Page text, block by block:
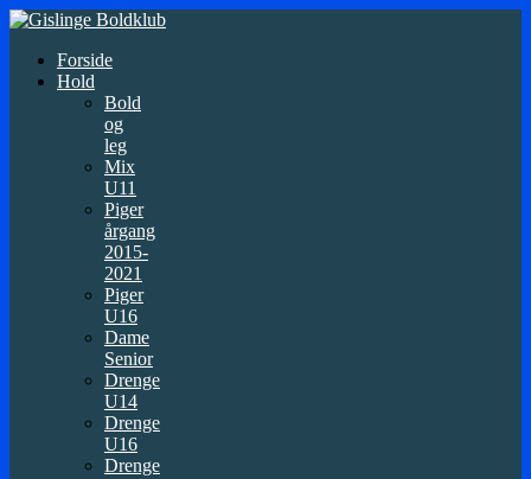
Forside
Hold
Bold
og
leg
Mix
U11
Piger
årgang
2015-
2021
Piger
U16
Dame
Senior
Drenge
U14
Drenge
U16
Drenge